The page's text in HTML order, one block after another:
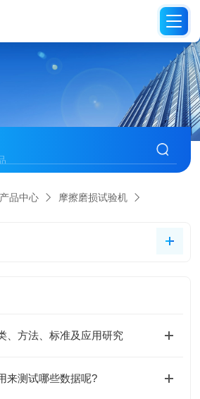
产品中心 摩擦磨损试验机
、方法、标准及应用研究
来测试哪些数据呢?